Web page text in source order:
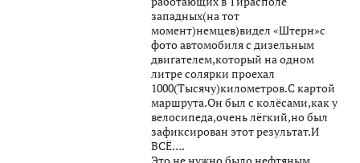
западных(на тот
момент)немцев)видел «Штерн»с
фото автомобиля с дизельным
двигателем,который на одном
литре солярки проехал
1000(Тысячу)километров.С картой
маршрута.Он был с колёсами,как у
велосипеда,очень лёгкий,но был
зафиксирован этот результат.И
ВСЁ….